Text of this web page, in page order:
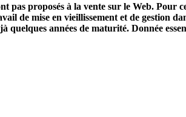
pas proposés à la vente sur le Web. Pour
de mise en vieillissement et de gestion
quelques années de maturité. Donnée